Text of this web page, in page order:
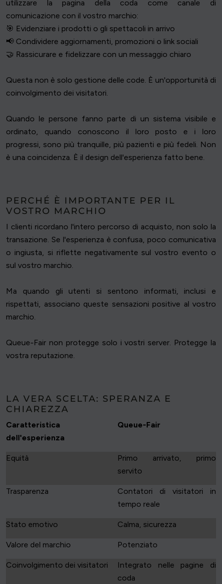
utilizzare la pagina della coda come canale di
comunicazione con il vostro marchio:
🎯 Evidenziare i prodotti o gli spettacoli in arrivo
📢 Condividere aggiornamenti, promozioni o link sociali
🤝 Rassicurare e fidelizzare con un messaggio chiaro
Questa non è solo gestione delle code. È un'opportunità di
coinvolgimento dei visitatori.
Quando le persone fanno parte di un sistema visibile e
ordinato, quando conoscono il loro posto e i loro
progressi, sono più tranquille, più pazienti e più fedeli. Non
è una coincidenza. È il design dell'esperienza fatto bene.
PERCHÉ È IMPORTANTE PER IL
VOSTRO MARCHIO
I clienti ricordano l'intero percorso di acquisto, non solo la
transazione. Se l'esperienza è confusa, poco comunicativa
o ingiusta, si riflette negativamente sul vostro evento o
sul vostro marchio.
Ma quando gli utenti si sentono informati, inclusi e
rispettati, associano queste sensazioni positive al vostro
marchio.
Queue-Fair non protegge solo i vostri server. Protegge la
vostra reputazione.
LA VERA SCELTA: SPERANZA E
CHIAREZZA
Caratteristica
dell'esperienza
Queue-Fair
Equità
Primo arrivato, primo
servito
Trasparenza
Contatori di visitatori in
tempo reale
Stato emotivo Calma, sicurezza
Valore del marchio Potenziato
Coinvolgimento dei visitatori
Integrato nelle pagine di
coda